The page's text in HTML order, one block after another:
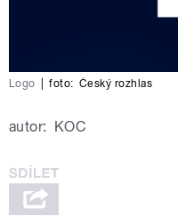
Logo foto: Český rozhlas
autor: KOC